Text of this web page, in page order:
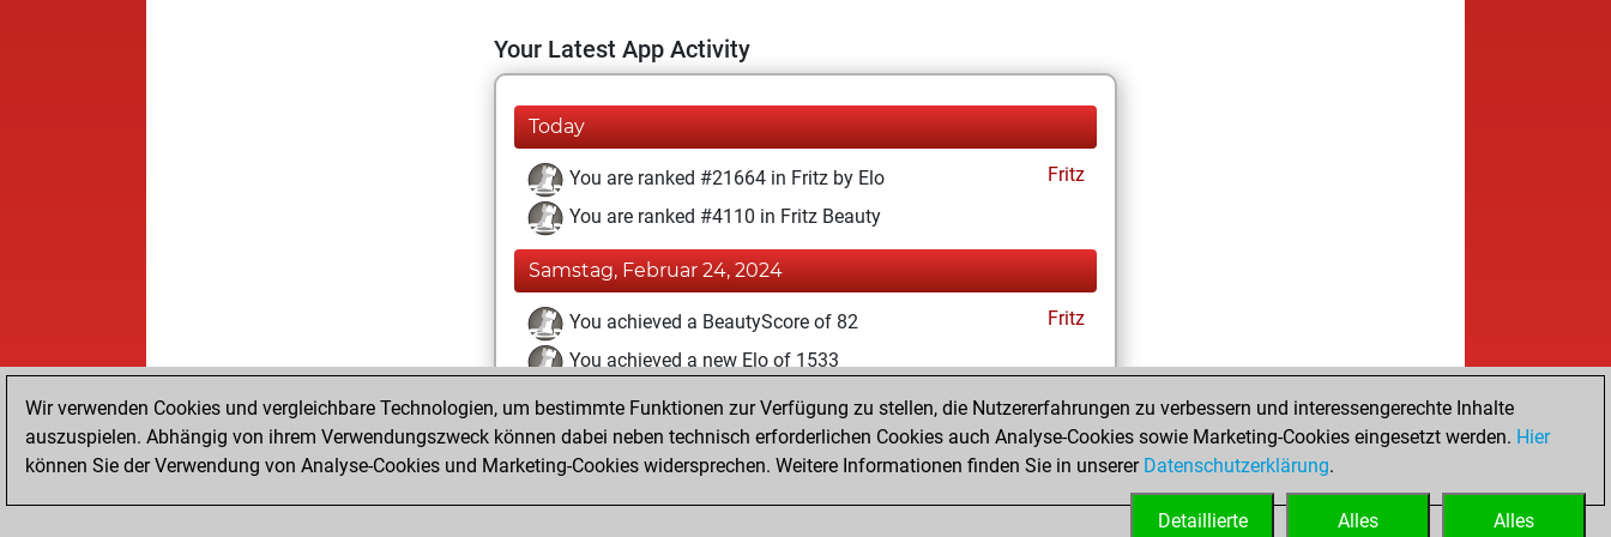
Your Latest App Activity
Today
You are ranked #21664 in Fritz by Elo
Fritz
You are ranked #4110 in Fritz Beauty
Samstag, Februar 24, 2024
You achieved a BeautyScore of 82
Fritz
You achieved a new Elo of 1533
Freitag, Februar 23, 2024
You created your Fritz account Fritz
Wir verwenden Cookies und vergleichbare Technologien, um bestimmte Funktionen zur Verfügung zu stellen, die Nutzererfahrungen zu verbessern und interessengerechte Inhalte
auszuspielen. Abhängig von ihrem Verwendungszweck können dabei neben technisch erforderlichen Cookies auch Analyse-Cookies sowie Marketing-Cookies eingesetzt werden. Hier
können Sie der Verwendung von Analyse-Cookies und Marketing-Cookies widersprechen. Weitere Informationen finden Sie in unserer Datenschutzerklärung.
Alles
Alles
Detaillierte